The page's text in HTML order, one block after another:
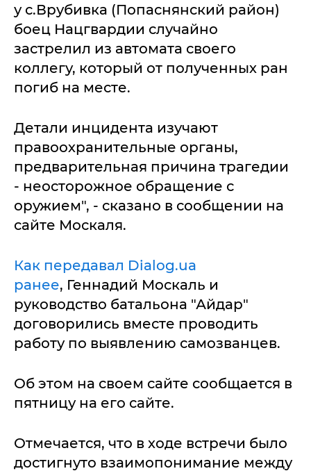
у с.Врубивка (Попаснянский район)
боец Нацгвардии случайно
застрелил из автомата своего
коллегу, который от полученных ран
погиб на месте.
Детали инцидента изучают
правоохранительные органы,
предварительная причина трагедии
- неосторожное обращение с
оружием", - сказано в сообщении на
сайте Москаля.
Как передавал Dialog.ua
ранее, Геннадий Москаль и
руководство батальона "Айдар"
договорились вместе проводить
работу по выявлению самозванцев.
Об этом на своем сайте сообщается в
пятницу на его сайте.
Отмечается, что в ходе встречи было
достигнуто взаимопонимание между